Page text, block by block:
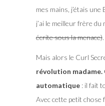
mes mains, j’étais
j’ai le meilleur frère du
écrite sous la menace).
Mais alors le Curl
révolution madame.
automatique: il fait
Avec cette petit chose